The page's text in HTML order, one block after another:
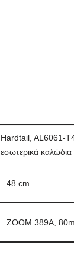
Hardtail, AL6061-
εσωτερικά
48 cm
ZOOM 389A,